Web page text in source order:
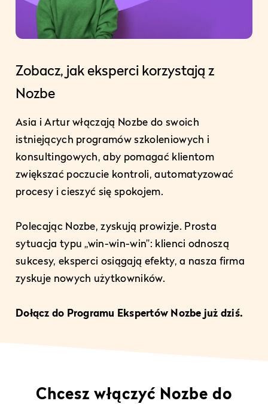
Zobacz, jak eksperci korzystają z
Nozbe
Asia i Artur włączają Nozbe do swoich
istniejących programów szkoleniowych i
konsultingowych, aby pomagać klientom
zwiększać poczucie kontroli, automatyzować
procesy i cieszyć się spokojem.
Polecając Nozbe, zyskują prowizje. Prosta
sytuacja typu „win-win-win”: klienci odnoszą
sukcesy, eksperci osiągają efekty, a nasza firma
zyskuje nowych użytkowników.
Dołącz do Programu Ekspertów Nozbe już dziś.
Chcesz włączyć Nozbe do